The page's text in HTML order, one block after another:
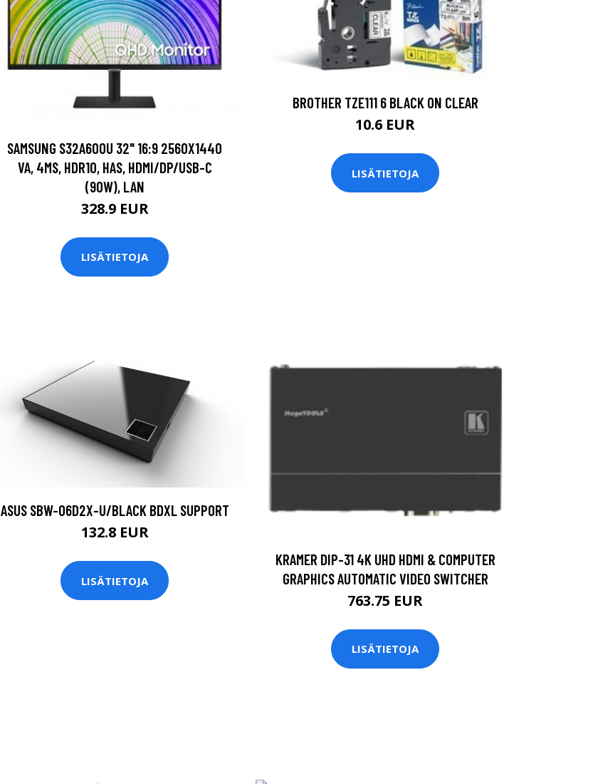
SAMSUNG S32A600U 32" 16:9 2560X1440
VA, 4MS, HDR10, HAS, HDMI/DP/USB-C
(90W), LAN
328.9 EUR
LISÄTIETOJA
BROTHER TZE111 6 BLACK ON CLEAR
10.6 EUR
LISÄTIETOJA
ASUS SBW-06D2X-U/BLACK BDXL SUPPORT
132.8 EUR
LISÄTIETOJA
KRAMER DIP-31 4K UHD HDMI & COMPUTER
GRAPHICS AUTOMATIC VIDEO SWITCHER
763.75 EUR
LISÄTIETOJA